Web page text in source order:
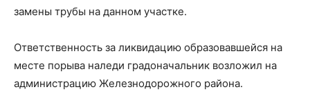
замены трубы на данном участке.
Ответственность за ликвидацию образовавшейся на
месте порыва наледи градоначальник возложил на
администрацию Железнодорожного района.